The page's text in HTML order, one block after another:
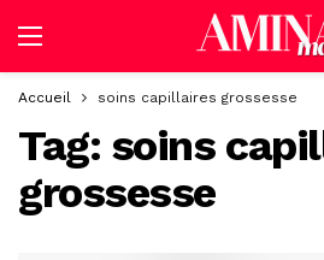
Accueil soins capillaires grossesse
Tag: soins
grossesse